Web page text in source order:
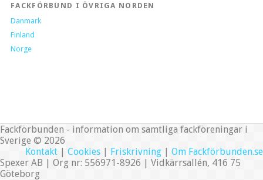
FACKFÖRBUND I ÖVRIGA NORDEN
Danmark
Finland
Norge
Fackförbunden - information om samtliga fackföreningar i
Sverige © 2026
Kontakt | Cookies | Friskrivning | Om Fackförbunden.se
Spexer AB | Org nr: 556971-8926 | Vidkärrsallén, 416 75
Göteborg